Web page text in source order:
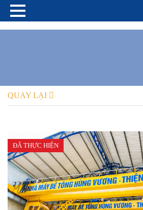
QUAY LẠI
ĐÃ THỰC HIỆN